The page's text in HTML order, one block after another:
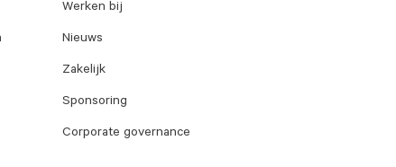
Werken bij
Nieuws
Zakelijk
Sponsoring
Corporate governance